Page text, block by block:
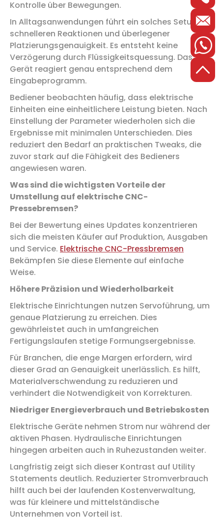
Kontrolle über Bewegungen.
In Alltagsanwendungen führt ein solches Setup zu
schnelleren Reaktionen und überlegener
Platzierungsgenauigkeit. Es entsteht keine
Verzögerung durch Flüssigkeitsquessung. Das
Gerät reagiert genau entsprechend dem
Eingabeprogramm.
Bediener beobachten häufig, dass elektrische
Einheiten eine einheitlichere Leistung bieten. Nach
Einstellung der Parameter wiederholen sich die
Ergebnisse mit minimalen Unterschieden. Dies
reduziert den Bedarf an praktischen Tweaks, die
zuvor stark auf die Fähigkeit des Bedieners
angewiesen waren.
Was sind die wichtigsten Vorteile der
Umstellung auf elektrische CNC-
Pressebremsen?
Bei der Bewertung eines Updates konzentrieren
sich die meisten Käufer auf Produktion, Ausgaben
und Service. Elektrische CNC-Pressbremsen
Bekämpfen Sie diese Elemente auf einfache
Weise.
Höhere Präzision und Wiederholbarkeit
Elektrische Einrichtungen nutzen Servoführung, um
genaue Platzierung zu erreichen. Dies
gewährleistet auch in umfangreichen
Fertigungslaufen stetige Formungsergebnisse.
Für Branchen, die enge Margen erfordern, wird
dieser Grad an Genauigkeit unerlässlich. Es hilft,
Materialverschwendung zu reduzieren und
verhindert die Notwendigkeit von Korrekturen.
Niedriger Energieverbrauch und Betriebskosten
Elektrische Geräte nehmen Strom nur während der
aktiven Phasen. Hydraulische Einrichtungen
hingegen arbeiten auch in Ruhezustanden weiter.
Langfristig zeigt sich dieser Kontrast auf Utility
Statements deutlich. Reduzierter Stromverbrauch
hilft auch bei der laufenden Kostenverwaltung,
was für kleinere und mittelständische
Unternehmen von Vorteil ist.